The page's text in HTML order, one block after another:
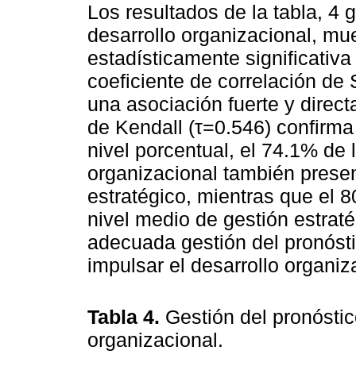
Los resultados de la tabla, 4
desarrollo organizacional,
estadísticamente
coeficiente de correlación de
una asociación fuerte y
de Kendall (τ=0.546)
nivel porcentual, el 74.1%
organizacional también
estratégico, mientras que el
nivel medio de gestión
adecuada gestión del
impulsar el desarrollo
Tabla 4. Gestión del
organizacional.